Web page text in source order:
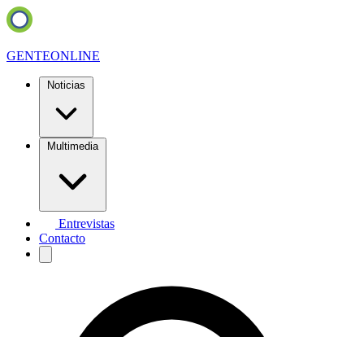
GENTEONLINE
Noticias
Multimedia
Entrevistas
Contacto